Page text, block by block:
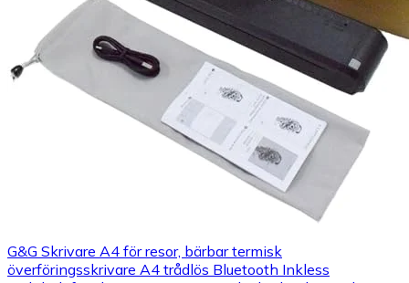
G&G Skrivare A4 för resor, bärbar termisk
överföringsskrivare A4 trådlös Bluetooth Inkless